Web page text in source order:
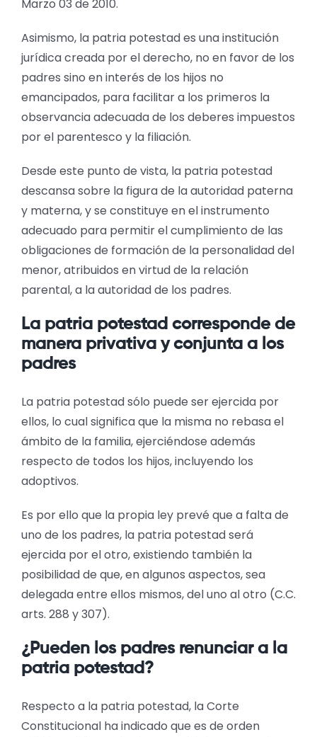
Marzo 03 de 2010.
Asimismo, la patria potestad es una institución
jurídica creada por el derecho, no en favor de los
padres sino en interés de los hijos no
emancipados, para facilitar a los primeros la
observancia adecuada de los deberes impuestos
por el parentesco y la filiación.
Desde este punto de vista, la patria potestad
descansa sobre la figura de la autoridad paterna
y materna, y se constituye en el instrumento
adecuado para permitir el cumplimiento de las
obligaciones de formación de la personalidad del
menor, atribuidos en virtud de la relación
parental, a la autoridad de los padres.
La patria potestad corresponde de
manera privativa y conjunta a los
padres
La patria potestad sólo puede ser ejercida por
ellos, lo cual significa que la misma no rebasa el
ámbito de la familia, ejerciéndose además
respecto de todos los hijos, incluyendo los
adoptivos.
Es por ello que la propia ley prevé que a falta de
uno de los padres, la patria potestad será
ejercida por el otro, existiendo también la
posibilidad de que, en algunos aspectos, sea
delegada entre ellos mismos, del uno al otro (C.C.
arts. 288 y 307).
¿Pueden los padres renunciar a la
patria potestad?
Respecto a la patria potestad, la Corte
Constitucional ha indicado que es de orden